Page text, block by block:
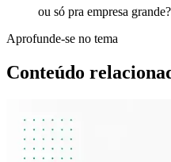
ou só pra empresa grande?
Aprofunde-se no tema
Conteúdo